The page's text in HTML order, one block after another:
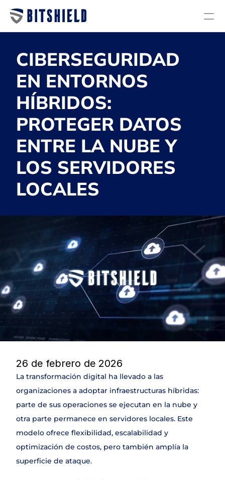
Planes
Nosotros
Blog
Diagnóstico de ciberseguridad
Auditoría y Cumplimiento
Investigación y Respuesta a incidentes
Servicios Administrados
Endpoint Security
NAC & IPAM
Wifi Security
IDS
SIEM
Web Application Firewall
Encryption & Transfer Files
Digital Risk Protection
Threat Intelligence
Join
Events
Experts
Select Language
CIBERSEGURIDAD
EN ENTORNOS
HÍBRIDOS:
PROTEGER DATOS
ENTRE LA NUBE Y
LOS SERVIDORES
LOCALES
26 de febrero de 2026
La transformación digital ha llevado a las
organizaciones a adoptar infraestructuras híbridas:
parte de sus operaciones se ejecutan en la nube y
otra parte permanece en servidores locales. Este
modelo ofrece flexibilidad, escalabilidad y
optimización de costos, pero también amplía la
superficie de ataque.